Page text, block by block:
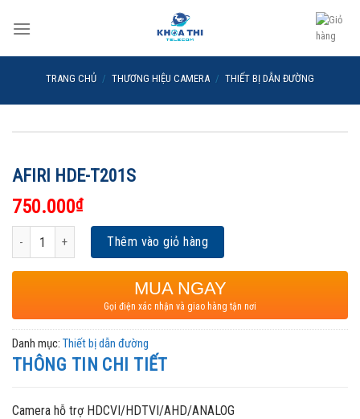
TRANG CHỦ / THƯƠNG HIỆU CAMERA / THIẾT BỊ DẪN ĐƯỜNG
AFIRI HDE-T201S
750.000₫
AFIRI HDE-T201S số lượngThêm vào giỏ hàng
MUA NGAY
Gọi điện xác nhận và giao hàng tận nơi
Danh mục: Thiết bị dẫn đường
THÔNG TIN CHI TIẾT
Camera hỗ trợ HDCVI/HDTVI/AHD/ANALOG